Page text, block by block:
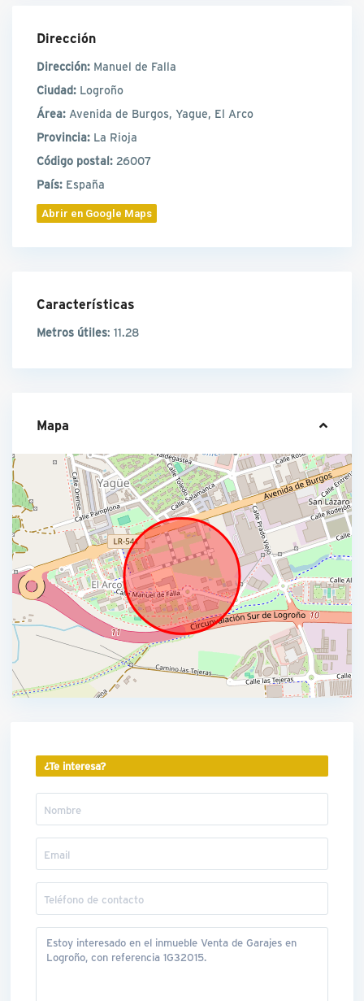
Dirección
Dirección: Manuel de Falla
Ciudad: Logroño
Área: Avenida de Burgos, Yague, El Arco
Provincia: La Rioja
Código postal: 26007
País: España
Abrir en Google Maps
Características
Metros útiles: 11.28
Mapa
¿Te interesa?